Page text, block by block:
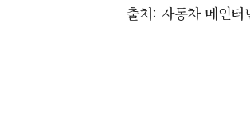
출처: 자동차 메인터